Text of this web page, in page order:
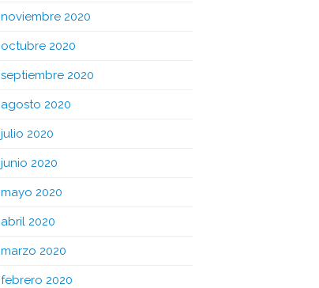
noviembre 2020
octubre 2020
septiembre 2020
agosto 2020
julio 2020
junio 2020
mayo 2020
abril 2020
marzo 2020
febrero 2020